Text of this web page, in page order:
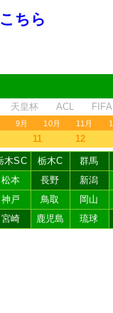
ちら
天皇杯 ACL
9月 10月 11月
11 12
木SC 栃木C 群馬
松本 長野 新潟
神戸 鳥取 岡山
宮崎 鹿児島 琉球